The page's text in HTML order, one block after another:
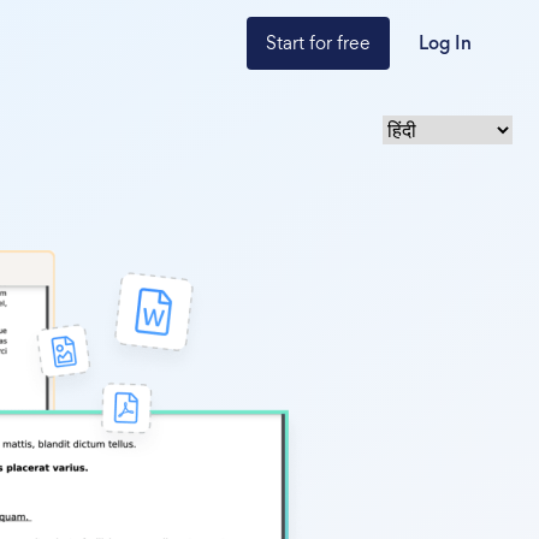
Start for free Log In